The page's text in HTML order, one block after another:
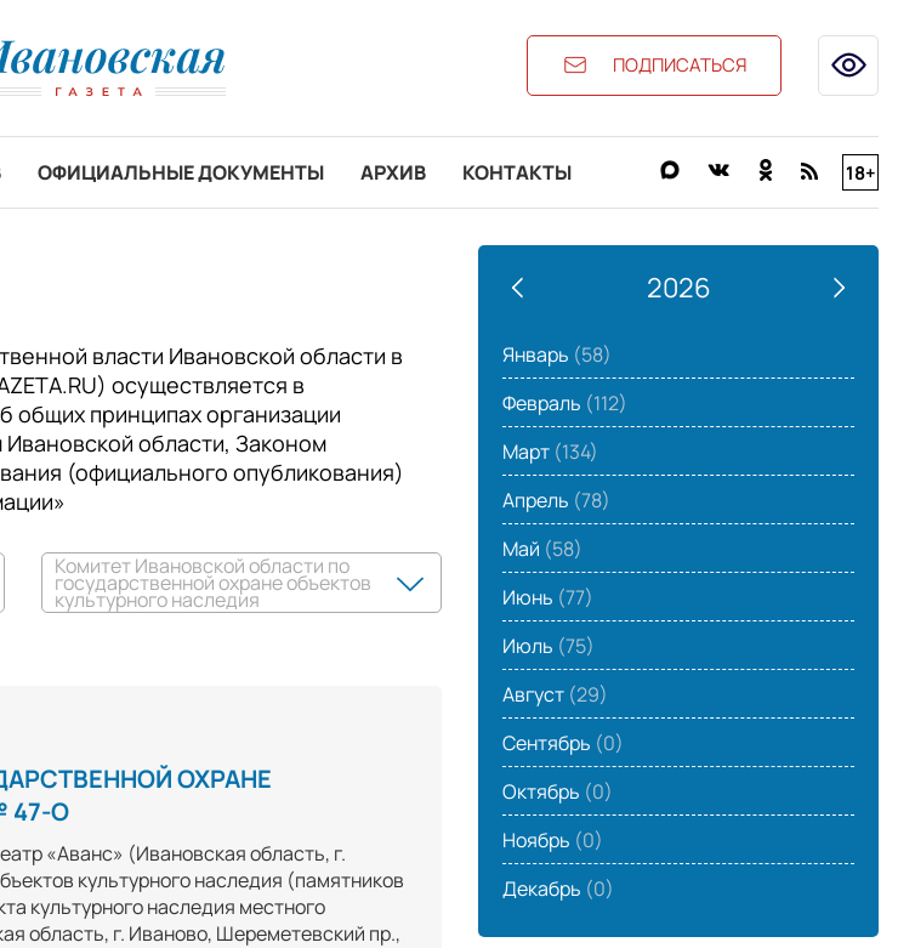
ПОДПИСАТЬСЯ
ОФИЦИАЛЬНЫЕ ДОКУМЕНТЫ АРХИВ КОНТАКТЫ 18+
власти Ивановской области в
осуществляется в
общих принципах организации
области, Законом
(официального опубликования)
Комитет Ивановской области по
государственной охране объектов
культурного наследия
ОХРАНЕ
47-О
«Аванс» (Ивановская область, г.
культурного наследия (памятников
культурного наследия местного
область, г. Иваново, Шереметевский пр.,
2026
Январь (58)
Февраль (112)
Март (134)
Апрель (78)
Май (58)
Июнь (77)
Июль (75)
Август (29)
Сентябрь (0)
Октябрь (0)
Ноябрь (0)
Декабрь (0)